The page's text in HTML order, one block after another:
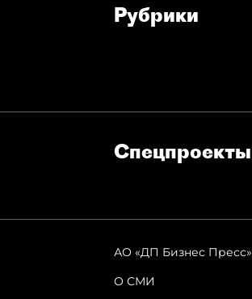
Рубрики
Спец­проекты
АО «ДП Бизнес Пресс»
О СМИ